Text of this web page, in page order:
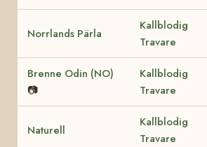
Norrlands Pärla
Kallblodig
Travare
Brenne Odin (NO)
📷
Kallblodig
Travare
Naturell
Kallblodig
Travare